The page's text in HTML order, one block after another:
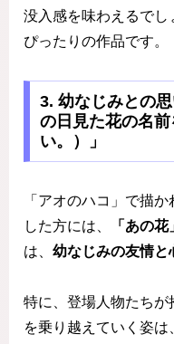
没入感を味わえるでし
ぴったりの作品です。
3. 幼なじみとの
の日見た花の名
い。）」
「アオのハコ」で描
した方には、
「あの花
は、 幼なじみの友情と
特に、登場人物たち
を乗り越えていく姿は